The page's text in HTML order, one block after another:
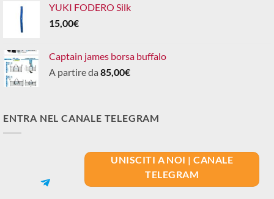
era:
è:
YUKI FODERO Silk
15,00€
Captain james borsa buffalo
A partire da 85,00€
ENTRA NEL CANALE TELEGRAM
UNISCITI A NOI | CANALE
TELEGRAM